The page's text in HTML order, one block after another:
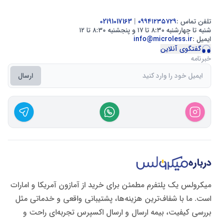
تلفن تماس :۰۹۹۴۱۲۳۵۷۲۹ |
شنبه تا چهارشنبه ۸:۳۰ تا ۱۷ و پنجشنبه ۸:۳۰ تا ۱۲
ایمیل :info@microless.ir
گفتگوی آنلاین
خبرنامه
ارسال
درباره
میکرولس یک پلتفرم مطمئن برای خرید از آمازون آمریکا و امارات
است. ما با شفاف‌ترین هزینه‌ها، پشتیبانی واقعی و خدماتی مثل
بررسی کیفیت، بیمه ارسال و ارسال اکسپرس تجربه‌ای راحت و